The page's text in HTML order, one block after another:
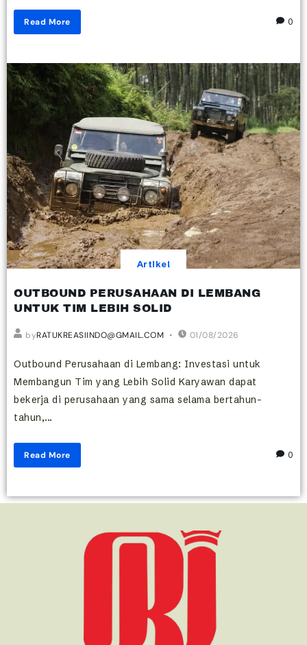
Read More 0
Artikel
OUTBOUND PERUSAHAAN DI LEMBANG
UNTUK TIM LEBIH SOLID
byRATUKREASIINDO@GMAIL.COM 01/08/2026
Outbound Perusahaan di Lembang: Investasi untuk
Membangun Tim yang Lebih Solid Karyawan dapat
bekerja di perusahaan yang sama selama bertahun-
tahun,...
Read More 0